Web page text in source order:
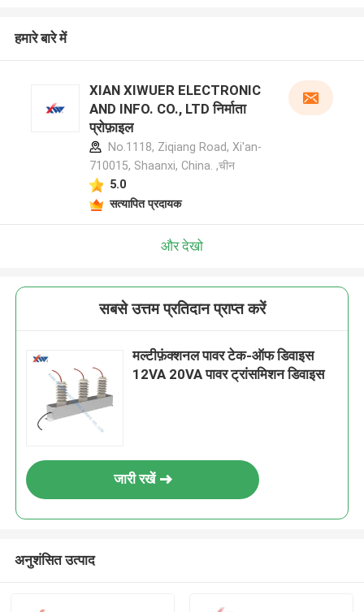
हमारे बारे में
XIAN XIWUER ELECTRONIC
AND INFO. CO., LTD निर्माता
प्रोफ़ाइल
No.1118, Ziqiang Road, Xi'an-
710015, Shaanxi, China. ,चीन
5.0
सत्यापित प्रदायक
और देखो
सबसे उत्तम प्रतिदान प्राप्त करें
मल्टीफ़ंक्शनल पावर टेक-ऑफ डिवाइस
12VA 20VA पावर ट्रांसमिशन डिवाइस
जारी रखें
अनुशंसित उत्पाद